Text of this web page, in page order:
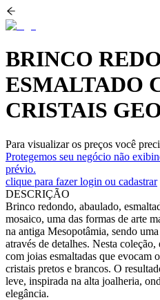
BRINCO
ESMALTADO
CRISTAIS
Para visualizar os preços você
Protegemos seu negócio não
prévio.
clique para fazer login ou cadastrar
DESCRIÇÃO
Brinco redondo, abaulado,
mosaico, uma das formas de arte
na antiga Mesopotâmia, sendo
através de detalhes. Nesta coleção,
com joias esmaltadas que evocam
cristais pretos e brancos. O
leve, inspirada na alta joalheria,
elegância.